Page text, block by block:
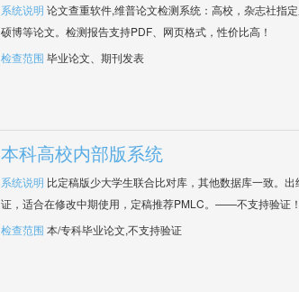
系统说明 论文查重软件,维普论文检测系统：高校，杂志社指
硕博等论文。检测报告支持PDF、网页格式，性价比高！
检查范围 毕业论文、期刊发表
本科高校内部版系统
系统说明 比定稿版少大学生联合比对库，其他数据库一致。
证，适合在修改中期使用，定稿推荐PMLC。——不支持验证
检查范围 本/专科毕业论文,不支持验证